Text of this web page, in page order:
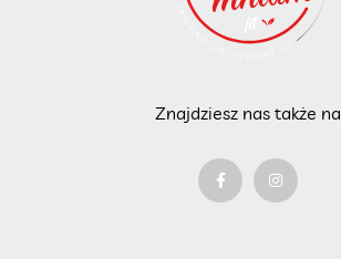
Znajdziesz nas także na